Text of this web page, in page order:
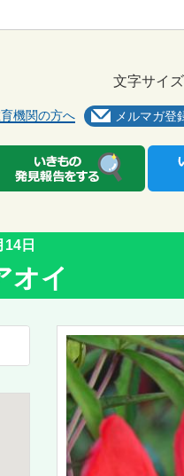
機関の方へ メルマガ登
文字サイズ
日
オイ